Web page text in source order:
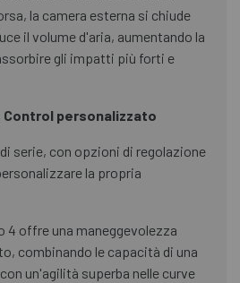
la camera esterna si chiude
il volume d'aria, aumentando la
gli impatti più forti e
Control personalizzato
serie, con opzioni di regolazione
la propria
4 offre una maneggevolezza
combinando le capacità di una
un'agilità superba nelle curve